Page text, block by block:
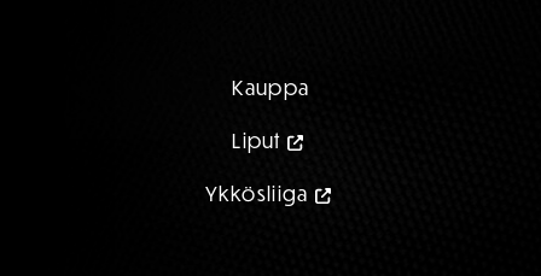
Kauppa
Liput
Ykkösliiga